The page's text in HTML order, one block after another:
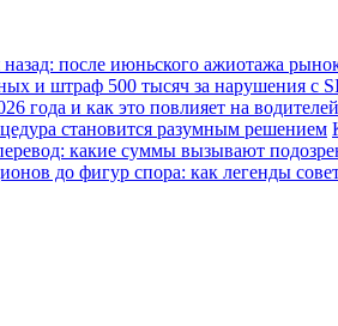
после июньского ажиотажа
и штраф 500 тысяч за нарушения с
года и как это повлияет на водителей
становится разумным решением
какие суммы вызывают
до фигур спора: как легенды